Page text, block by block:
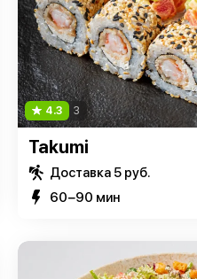
4.3 3
Takumi
Доставка 5 руб.
60−90 мин